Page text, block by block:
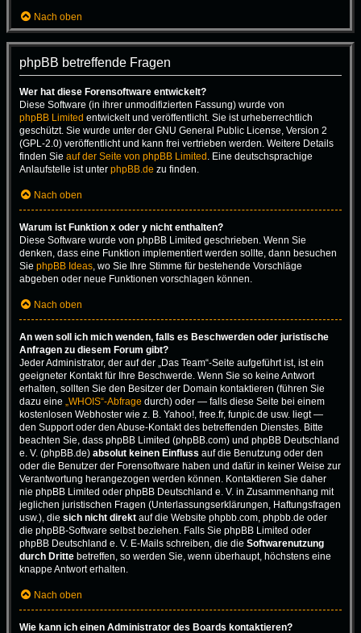
Nach oben
phpBB betreffende Fragen
Wer hat diese Forensoftware entwickelt?
Diese Software (in ihrer unmodifizierten Fassung) wurde von
phpBB Limited entwickelt und veröffentlicht. Sie ist urheberrechtlich
geschützt. Sie wurde unter der GNU General Public License, Version 2
(GPL-2.0) veröffentlicht und kann frei vertrieben werden. Weitere Details
finden Sie auf der Seite von phpBB Limited . Eine deutschsprachige
Anlaufstelle ist unter phpBB.de zu finden.
Nach oben
Warum ist Funktion x oder y nicht enthalten?
Diese Software wurde von phpBB Limited geschrieben. Wenn Sie
denken, dass eine Funktion implementiert werden sollte, dann besuchen
Sie phpBB Ideas, wo Sie Ihre Stimme für bestehende Vorschläge
abgeben oder neue Funktionen vorschlagen können.
Nach oben
An wen soll ich mich wenden, falls es Beschwerden oder juristische
Anfragen zu diesem Forum gibt?
Jeder Administrator, der auf der „Das Team“-Seite aufgeführt ist, ist ein
geeigneter Kontakt für Ihre Beschwerde. Wenn Sie so keine Antwort
erhalten, sollten Sie den Besitzer der Domain kontaktieren (führen Sie
dazu eine „WHOIS“-Abfrage durch) oder — falls diese Seite bei einem
kostenlosen Webhoster wie z. B. Yahoo!, free.fr, funpic.de usw. liegt —
den Support oder den Abuse-Kontakt des betreffenden Dienstes. Bitte
beachten Sie, dass phpBB Limited (phpBB.com) und phpBB Deutschland
e. V. (phpBB.de) absolut keinen Einfluss auf die Benutzung oder den
oder die Benutzer der Forensoftware haben und dafür in keiner Weise zur
Verantwortung herangezogen werden können. Kontaktieren Sie daher
nie phpBB Limited oder phpBB Deutschland e. V. in Zusammenhang mit
jeglichen juristischen Fragen (Unterlassungserklärungen, Haftungsfragen
usw.), die sich nicht direkt auf die Website phpbb.com, phpbb.de oder
die phpBB-Software selbst beziehen. Falls Sie phpBB Limited oder
phpBB Deutschland e. V. E-Mails schreiben, die die Softwarenutzung
durch Dritte betreffen, so werden Sie, wenn überhaupt, höchstens eine
knappe Antwort erhalten.
Nach oben
Wie kann ich einen Administrator des Boards kontaktieren?